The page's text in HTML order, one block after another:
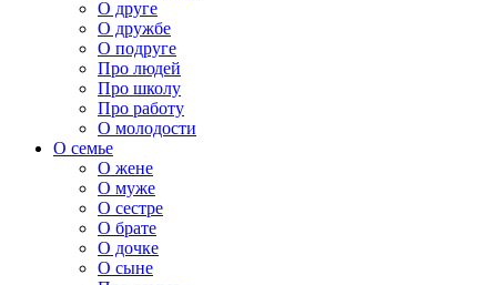
О друге
О дружбе
О подруге
Про людей
Про школу
Про работу
О молодости
О семье
О жене
О муже
О сестре
О брате
О дочке
О сыне